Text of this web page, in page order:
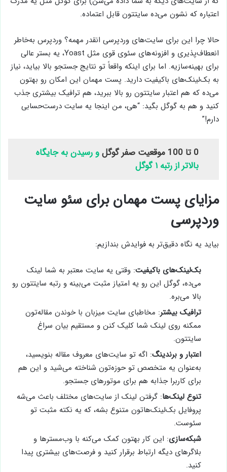
اعتباره که نشون می‌ده سایتتون قابل اعتماده.
حالا چرا این برای سایت‌های وردپرسی انقدر مهمه؟ وردپرس به‌خاطر
انعطاف‌پذیری و افزونه‌های سئوی قوی مثل Yoast، یه بستر عالی
برای بهینه‌سازیه. اما برای اینکه واقعاً تو نتایج جستجو بالا بیاید، نیاز
به بک‌لینک‌های باکیفیت دارید. پست مهمان این امکان رو بهتون
می‌ده که هم اعتبار سایتتون رو بالا ببرید، هم ترافیک بیشتری جذب
کنید و هم به گوگل بگید: “هی، من اینجا یه سایت درست‌حسابی
دارم!”
0 تا 100 موقعیت صفر گوگل
و رسیدن به جایگاه
بالاتر از رتبه ۱ گوگل
مزایای پست مهمان برای سئو سایت
وردپرسی
بیاید یه نگاه دقیق‌تر به فوایدش بندازیم:
بک‌لینک‌های باکیفیت: وقتی یه سایت معتبر به شما لینک
می‌ده، گوگل این رو یه امتیاز مثبت می‌بینه و رتبه سایتتون رو
بالا می‌بره.
ترافیک بیشتر: مخاطبای سایت میزبان با خوندن مقاله‌تون
ممکنه روی لینک شما کلیک کنن و مستقیم بیان سراغ
سایتتون.
اعتبار و برندینگ: اگه تو سایت‌های معروف مقاله بنویسید،
به‌عنوان یه متخصص تو حوزه‌تون شناخته می‌شید و این هم
برای کاربرا جذابه هم برای موتورهای جستجو.
تنوع لینک‌ها: گرفتن لینک از سایت‌های مختلف باعث می‌شه
پروفایل بک‌لینک‌هاتون متنوع بشه، که یه نکته مثبت تو
سئوست.
شبکه‌سازی: این کار بهتون کمک می‌کنه با وب‌مسترها و
بلاگرهای دیگه ارتباط برقرار کنید و فرصت‌های بیشتری پیدا
کنید.